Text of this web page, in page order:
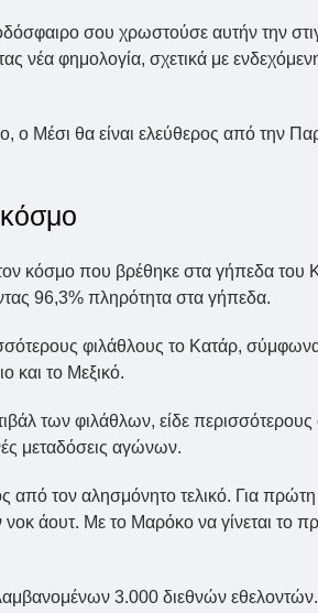
σου χρωστούσε αυτήν την
νέα φημολογία, σχετικά με
ο Μέσι θα είναι ελεύθερος από την
κόσμο που βρέθηκε στα γήπεδα
96,3% πληρότητα στα γήπεδα.
φιλάθλους το Κατάρ,
και το Μεξικό.
των φιλάθλων, είδε
μεταδόσεις αγώνων.
τον αλησμόνητο τελικό. Για
άουτ. Με το Μαρόκο να γίνεται το
3.000 διεθνών